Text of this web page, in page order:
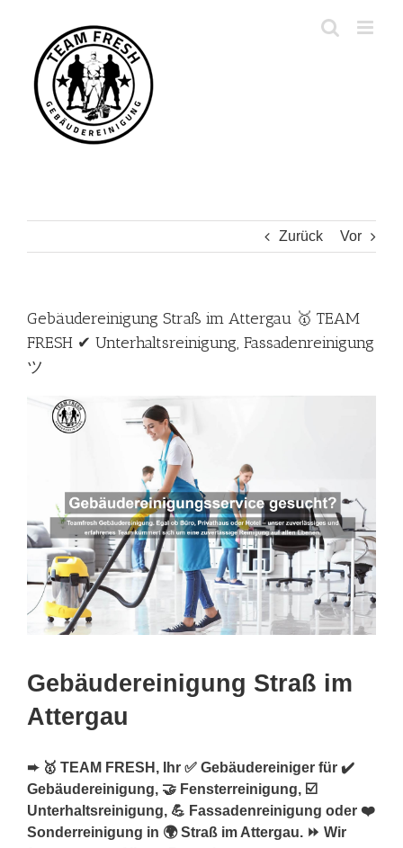
springen
Zurück Vor
Gebäudereinigung Straß im Attergau 🥇 TEAM
FRESH ✔ Unterhaltsreinigung, Fassadenreinigung
ツ
Gebäudereinigung Straß im
Attergau
➨ 🥇 TEAM FRESH, Ihr ✅ Gebäudereiniger für ✔️
Gebäudereinigung, 🤝 Fensterreinigung, ☑️
Unterhaltsreinigung, 💪 Fassadenreinigung oder ❤️
Sonderreinigung in 🌍 Straß im Attergau. ⏩ Wir